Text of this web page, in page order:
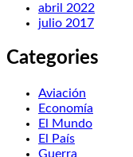
abril 2022
julio 2017
Categories
Aviación
Economía
El Mundo
El País
Guerra